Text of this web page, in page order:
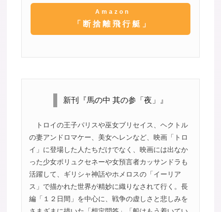
Amazon
「断捨離飛行艇」
新刊『馬の中 其の参「夜」』
トロイの王子パリスや巫女ブリセイス、ヘクトル
の妻アンドロマケー、美女ヘレンなど、映画「トロ
イ」に登場した人たちだけでなく、映画には出なか
った少女ポリュクセネーや女預言者カッサンドラも
活躍して、ギリシャ神話やホメロスの「イーリア
ス」で描かれた世界が精妙に織りなされて行く。長
編「１２日間」を中心に、戦争の虚しさと悲しみを